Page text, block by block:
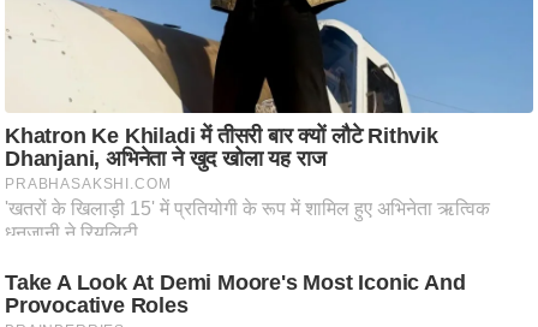
स्खे
र्य
ट
न
स्थ
ल
फि
ट